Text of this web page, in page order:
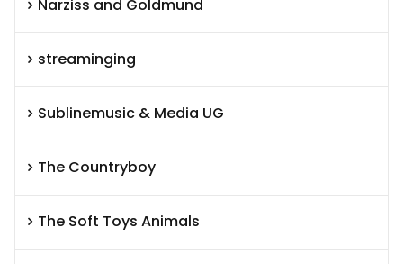
Narziss and Goldmund
streaminging
Sublinemusic & Media UG
The Countryboy
The Soft Toys Animals